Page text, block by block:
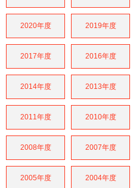
2020年度 2019年度
2017年度 2016年度
2014年度 2013年度
2011年度 2010年度
2008年度 2007年度
2005年度 2004年度